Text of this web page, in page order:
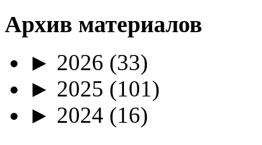
Архив материалов
► 2026 (33)
► 2025 (101)
► 2024 (16)